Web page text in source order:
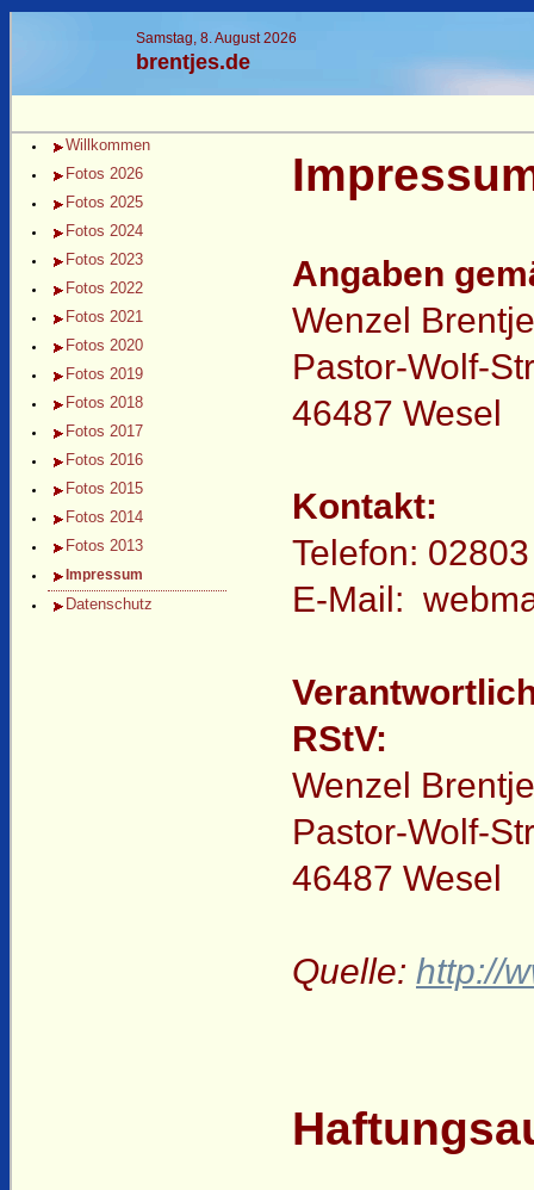
Samstag, 8. August 2026
brentjes.de
Willkommen
Fotos 2026
Fotos 2025
Fotos 2024
Fotos 2023
Fotos 2022
Fotos 2021
Fotos 2020
Fotos 2019
Fotos 2018
Fotos 2017
Fotos 2016
Fotos 2015
Fotos 2014
Fotos 2013
Impressum
Datenschutz
Angaben
Wenzel
Pastor-Wolf-
46487 Wesel
Kontakt:
Telefon:
E-Mail:
RStV:
Wenzel
Pastor-Wolf-
46487 Wesel
Quelle: http://